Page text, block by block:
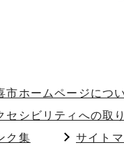
市ホームページにつ
セシビリティへの取
ク集
サイト